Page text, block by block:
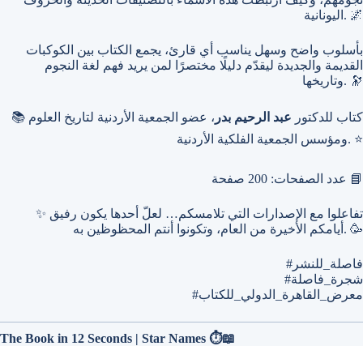
اليونانية. 🌌
بأسلوب واضح وسهل يناسب أي قارئ، يجمع الكتاب بين الكوكبات
القديمة والجديدة ليقدّم دليلًا مختصرًا لمن يريد فهم لغة النجوم
وتاريخها. 🔭
📚 كتاب للدكتور عبد الرحيم بدر ، عضو الجمعية الأردنية لتاريخ العلوم
ومؤسس الجمعية الفلكية الأردنية. ⭐
عدد الصفحات: 200 صفحة 📘
✨ تفاعلوا مع الإصدارات التي تلامسكم… لعلّ أحدها يكون رفيق
أيامكم الأخيرة من العام، وتكونوا أنتم المحظوظين به. 🥳
#فاصلة_للنشر
#شجرة_فاصلة
#معرض_القاهرة_الدولي_للكتاب
The Book in 12 Seconds | Star Names ⏱️📖